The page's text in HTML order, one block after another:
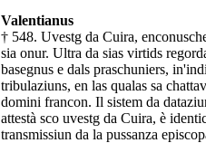
Valentianus
† 548. Uvestg da Cuira,
sia onur. Ultra da sias virtids
basegnus e dals praschuniers,
tribulaziuns, en las qualas sa
domini francon. Il sistem da
attestà sco uvestg da Cuira, è
transmissiun da la pussanza